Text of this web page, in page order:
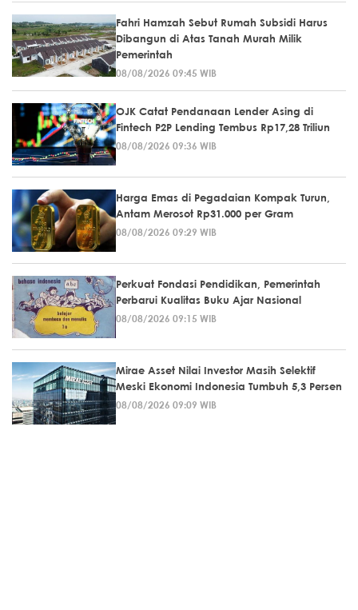
Fahri Hamzah Sebut Rumah Subsidi Harus
Dibangun di Atas Tanah Murah Milik
Pemerintah
08/08/2026 09:45 WIB
OJK Catat Pendanaan Lender Asing di
Fintech P2P Lending Tembus Rp17,28 Triliun
08/08/2026 09:36 WIB
Harga Emas di Pegadaian Kompak Turun,
Antam Merosot Rp31.000 per Gram
08/08/2026 09:29 WIB
Perkuat Fondasi Pendidikan, Pemerintah
Perbarui Kualitas Buku Ajar Nasional
08/08/2026 09:15 WIB
Mirae Asset Nilai Investor Masih Selektif
Meski Ekonomi Indonesia Tumbuh 5,3 Persen
08/08/2026 09:09 WIB